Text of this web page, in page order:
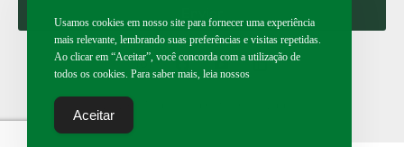
2026 | Todos os direitos reservados.
Usamos cookies em nosso site para fornecer uma experiência
mais relevante, lembrando suas preferências e visitas repetidas.
Ao clicar em “Aceitar”, você concorda com a utilização de
todos os cookies. Para saber mais, leia nossos
Aceitar